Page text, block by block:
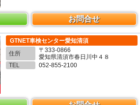
お問合せ
GTNET車検センター愛知清須
住所
〒333-0866
愛知県清須市春日川中４８
TEL
052-855-2100